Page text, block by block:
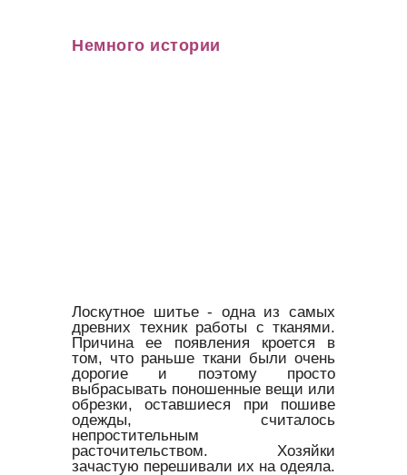
Немного истории
Лоскутное шитье - одна из самых
древних техник работы с тканями.
Причина ее появления кроется в
том, что раньше ткани были очень
дорогие и поэтому просто
выбрасывать поношенные вещи или
обрезки, оставшиеся при пошиве
одежды, считалось
непростительным
расточительством. Хозяйки
зачастую перешивали их на одеяла.